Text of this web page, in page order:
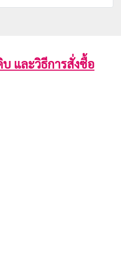
บ และวิธีการสั่งซื้อ